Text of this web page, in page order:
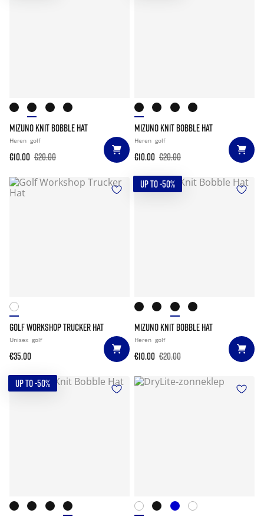
MIZUNO KNIT BOBBLE HAT
Heren golf
€10.00 €20.00
MIZUNO KNIT BOBBLE HAT
Heren golf
€10.00 €20.00
GOLF WORKSHOP TRUCKER HAT
Unisex golf
€35.00
UP TO -50%
MIZUNO KNIT BOBBLE HAT
Heren golf
€10.00 €20.00
UP TO -50%